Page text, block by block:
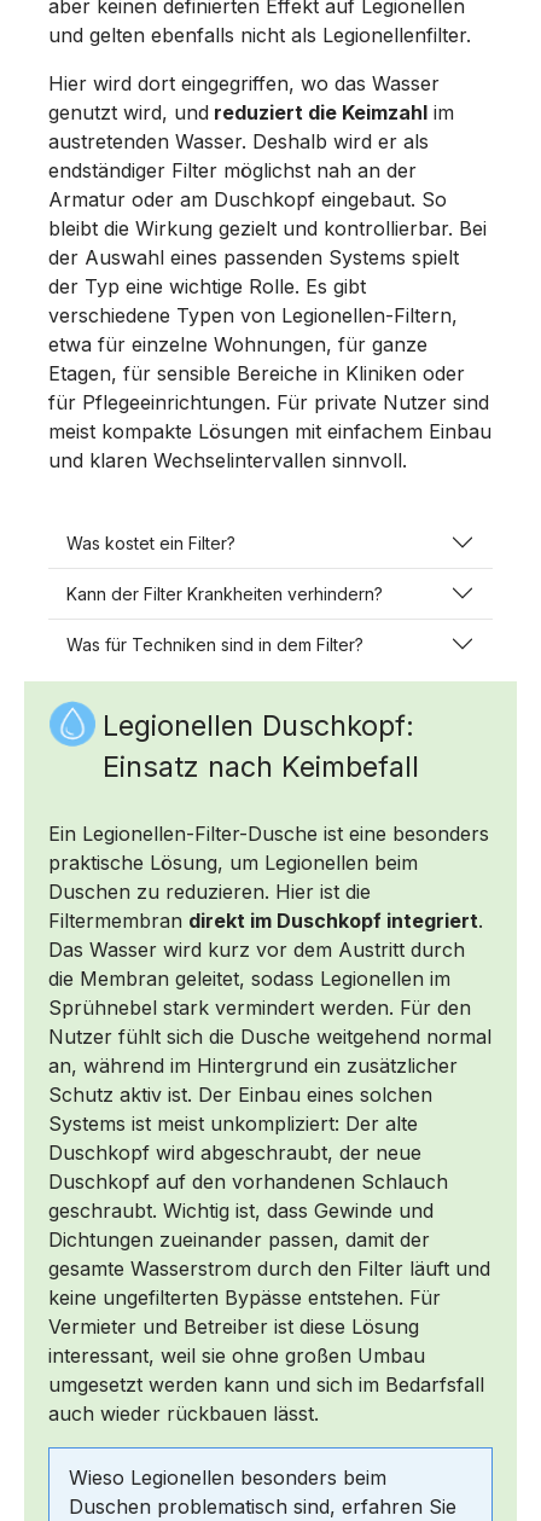
aber keinen definierten Effekt auf Legionellen
und gelten ebenfalls nicht als Legionellenfilter.
Hier wird dort eingegriffen, wo das Wasser
genutzt wird, und reduziert die Keimzahl im
austretenden Wasser. Deshalb wird er als
endständiger Filter möglichst nah an der
Armatur oder am Duschkopf eingebaut. So
bleibt die Wirkung gezielt und kontrollierbar. Bei
der Auswahl eines passenden Systems spielt
der Typ eine wichtige Rolle. Es gibt
verschiedene Typen von Legionellen-Filtern,
etwa für einzelne Wohnungen, für ganze
Etagen, für sensible Bereiche in Kliniken oder
für Pflegeeinrichtungen. Für private Nutzer sind
meist kompakte Lösungen mit einfachem Einbau
und klaren Wechselintervallen sinnvoll.
Was kostet ein Filter?
Kann der Filter Krankheiten verhindern?
Was für Techniken sind in dem Filter?
Legionellen Duschkopf:
Einsatz nach Keimbefall
Ein Legionellen-Filter-Dusche ist eine besonders
praktische Lösung, um Legionellen beim
Duschen zu reduzieren. Hier ist die
Filtermembran direkt im Duschkopf integriert.
Das Wasser wird kurz vor dem Austritt durch
die Membran geleitet, sodass Legionellen im
Sprühnebel stark vermindert werden. Für den
Nutzer fühlt sich die Dusche weitgehend normal
an, während im Hintergrund ein zusätzlicher
Schutz aktiv ist. Der Einbau eines solchen
Systems ist meist unkompliziert: Der alte
Duschkopf wird abgeschraubt, der neue
Duschkopf auf den vorhandenen Schlauch
geschraubt. Wichtig ist, dass Gewinde und
Dichtungen zueinander passen, damit der
gesamte Wasserstrom durch den Filter läuft und
keine ungefilterten Bypässe entstehen. Für
Vermieter und Betreiber ist diese Lösung
interessant, weil sie ohne großen Umbau
umgesetzt werden kann und sich im Bedarfsfall
auch wieder rückbauen lässt.
Wieso Legionellen besonders beim
Duschen problematisch sind, erfahren Sie